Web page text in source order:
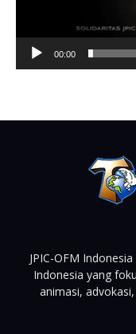
00:00
JPIC-OFM
Indonesia yang
animasi,